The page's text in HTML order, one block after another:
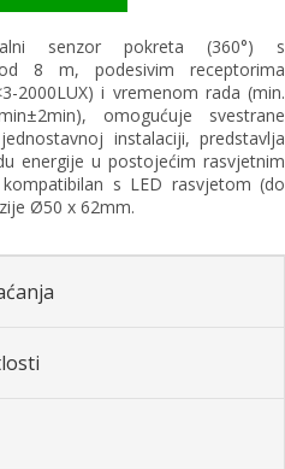
senzor pokreta (360°) s
8 m, podesivim receptorima
2000LUX) i vremenom rada (min.
omogućuje svestrane
instalaciji, predstavlja
energije u postojećim rasvjetnim
s LED rasvjetom (do
Ø50 x 62mm.